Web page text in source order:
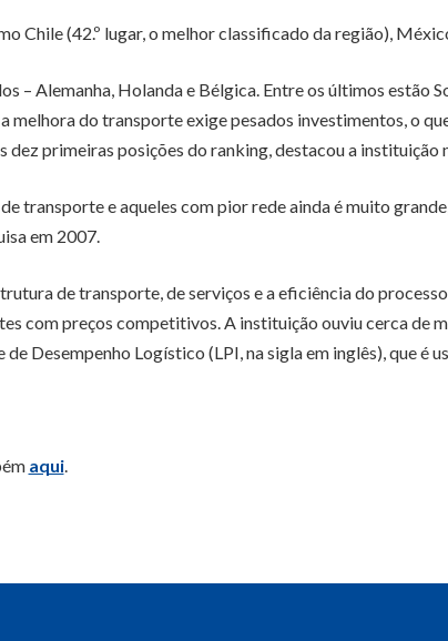
Chile (42.º lugar, o melhor classificado da região),
– Alemanha, Holanda e Bélgica. Entre os últimos estão
do transporte exige pesados investimentos, o
primeiras posições do ranking, destacou a instituição
transporte e aqueles com pior rede ainda é muito
em 2007.
de transporte, de serviços e a eficiência do
com preços competitivos. A instituição ouviu cerca de
Desempenho Logístico (LPI, na sigla em inglês), que é
aqui.